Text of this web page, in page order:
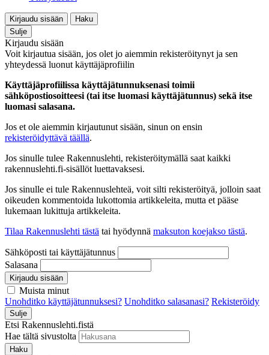
Kirjaudu sisään
Haku
Sulje
Kirjaudu sisään
Voit kirjautua sisään, jos olet jo aiemmin rekisteröitynyt ja sen
yhteydessä luonut käyttäjäprofiilin
Käyttäjäprofiilissa käyttäjätunnuksenasi toimii
sähköpostiosoitteesi (tai itse luomasi käyttäjätunnus) sekä itse
luomasi salasana.
Jos et ole aiemmin kirjautunut sisään, sinun on ensin
rekisteröidyttävä täällä.
Jos sinulle tulee Rakennuslehti, rekisteröitymällä saat kaikki
rakennuslehti.fi-sisällöt luettavaksesi.
Jos sinulle ei tule Rakennuslehteä, voit silti rekisteröityä, jolloin saat
oikeuden kommentoida lukottomia artikkeleita, mutta et pääse
lukemaan lukittuja artikkeleita.
Tilaa Rakennuslehti tästä tai hyödynnä maksuton koejakso tästä.
Sähköposti tai käyttäjätunnus
Salasana
Kirjaudu sisään
Muista minut
Unohditko käyttäjätunnuksesi? Unohditko salasanasi? Rekisteröidy
Sulje
Etsi Rakennuslehti.fistä
Hae tältä sivustolta
Haku